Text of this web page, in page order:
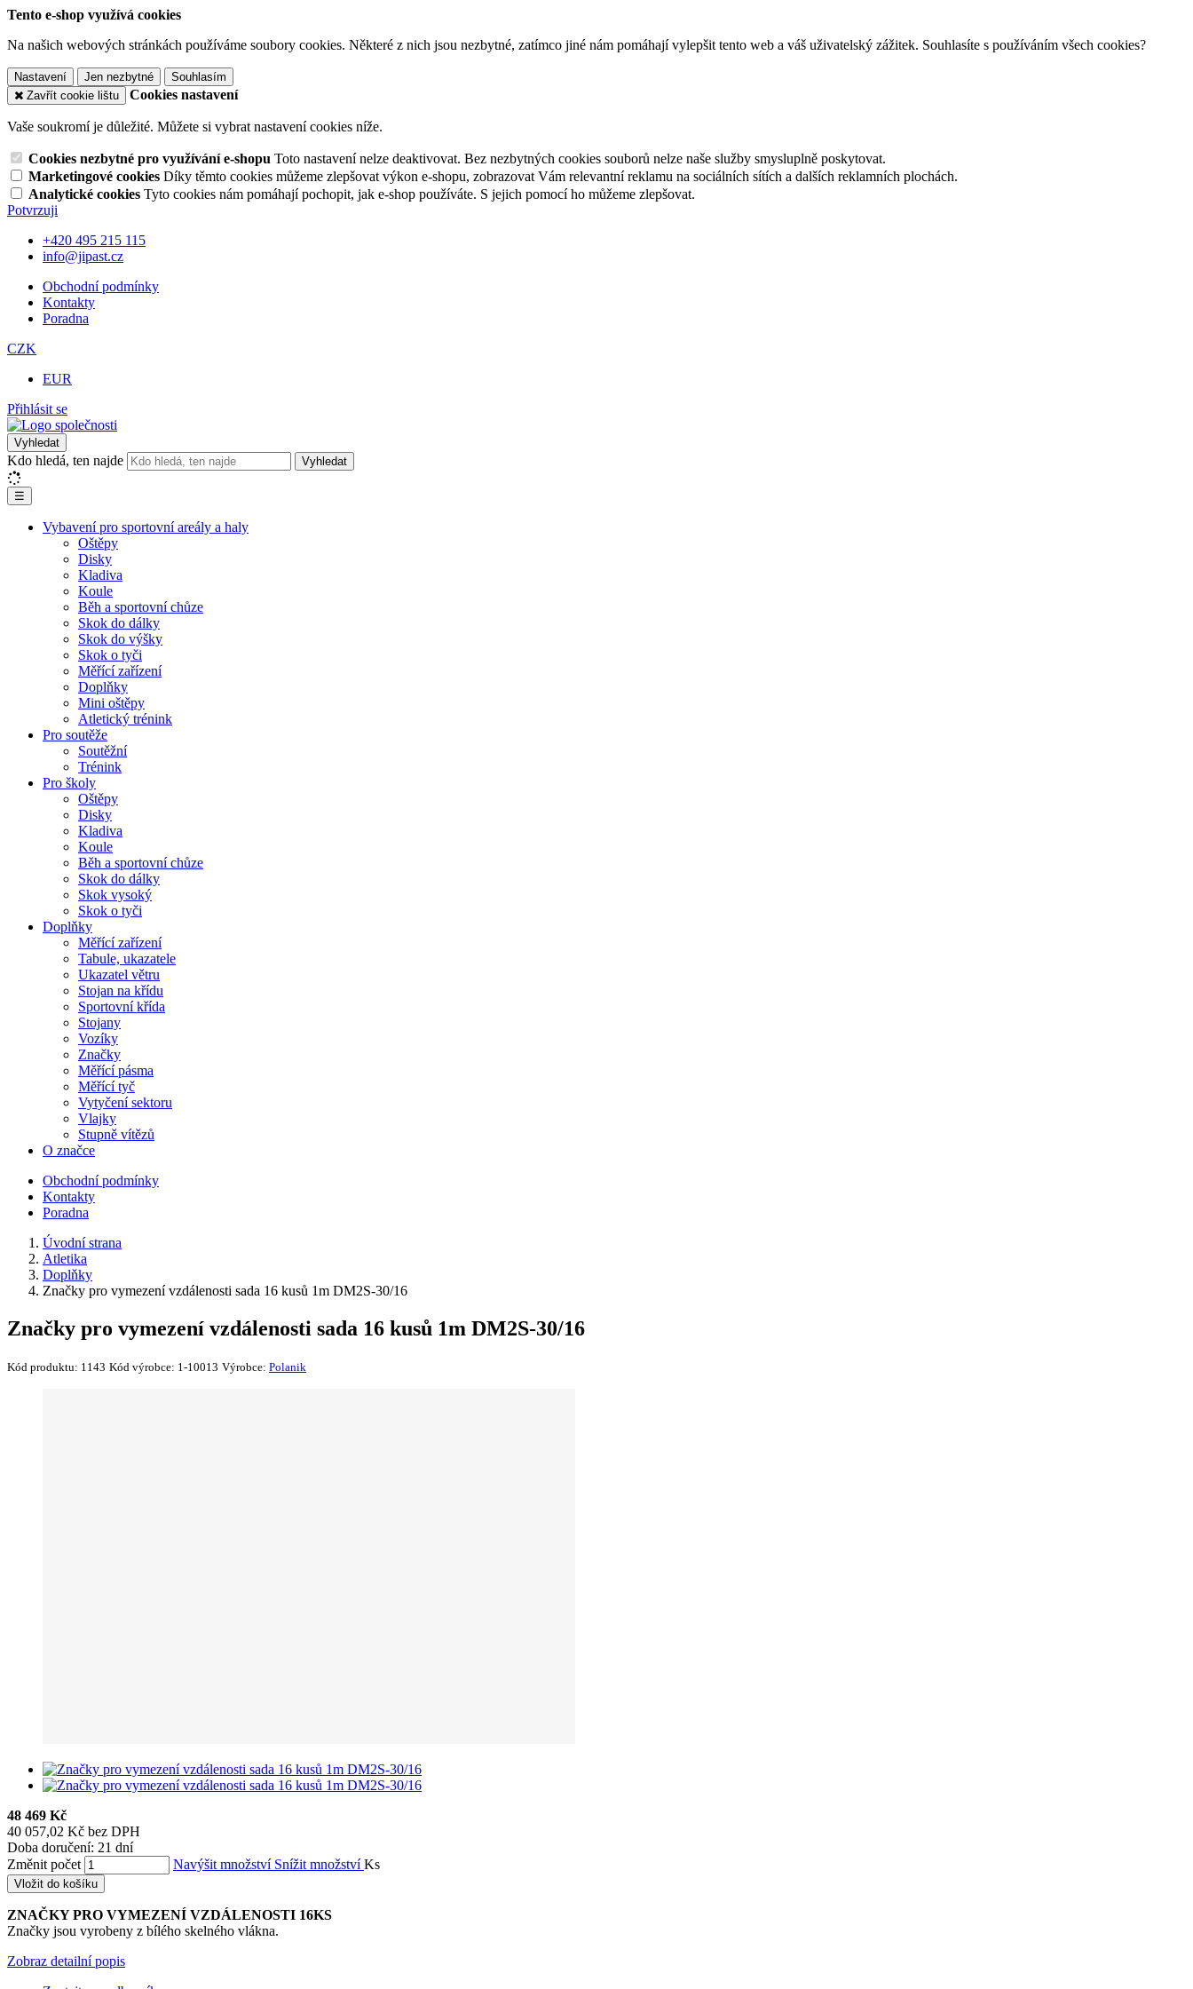
Tento e-shop využívá cookies
Na našich webových stránkách používáme soubory cookies. Některé z nich jsou nezbytné, zatímco jiné nám pomáhají vylepšit tento web a váš uživatelský zážitek. Souhlasíte s používáním všech cookies?
Nastavení Jen nezbytné
Souhlasím
Zavřít cookie lištu
Cookies nastavení
Vaše soukromí je důležité. Můžete si vybrat nastavení cookies níže.
Cookies nezbytné pro využívání e-shopu Toto nastavení nelze deaktivovat. Bez nezbytných cookies souborů nelze naše služby smysluplně poskytovat.
Marketingové cookies Díky těmto cookies můžeme zlepšovat výkon e-shopu, zobrazovat Vám relevantní reklamu na sociálních sítích a dalších reklamních plochách.
Analytické cookies Tyto cookies nám pomáhají pochopit, jak e-shop používáte. S jejich pomocí ho můžeme zlepšovat.
Potvrzuji
+420 495 215 115
info@jipast.cz
Obchodní podmínky
Kontakty
Poradna
CZK
EUR
Přihlásit se
Vyhledat
Kdo hledá, ten najde Vyhledat
☰
Vybavení pro sportovní areály a haly
Oštěpy
Disky
Kladiva
Koule
Běh a sportovní chůze
Skok do dálky
Skok do výšky
Skok o tyči
Měřící zařízení
Doplňky
Mini oštěpy
Atletický trénink
Pro soutěže
Soutěžní
Trénink
Pro školy
Oštěpy
Disky
Kladiva
Koule
Běh a sportovní chůze
Skok do dálky
Skok vysoký
Skok o tyči
Doplňky
Měřící zařízení
Tabule, ukazatele
Ukazatel větru
Stojan na křídu
Sportovní křída
Stojany
Vozíky
Značky
Měřící pásma
Měřící tyč
Vytyčení sektoru
Vlajky
Stupně vítězů
O značce
Obchodní podmínky
Kontakty
Poradna
Úvodní strana
Atletika
Doplňky
Značky pro vymezení vzdálenosti sada 16 kusů 1m DM2S-30/16
Značky pro vymezení vzdálenosti sada 16 kusů 1m DM2S-30/16
Kód produktu: 1143 Kód výrobce: 1-10013 Výrobce: Polanik
48 469 Kč
40 057,02 Kč bez DPH
Doba doručení: 21 dní
Změnit počet
Navýšit množství Snížit množstvíKs
Vložit do košíku
ZNAČKY PRO VYMEZENÍ VZDÁLENOSTI 16KS
Značky jsou vyrobeny z bílého skelného vlákna.
Zobraz detailní popis